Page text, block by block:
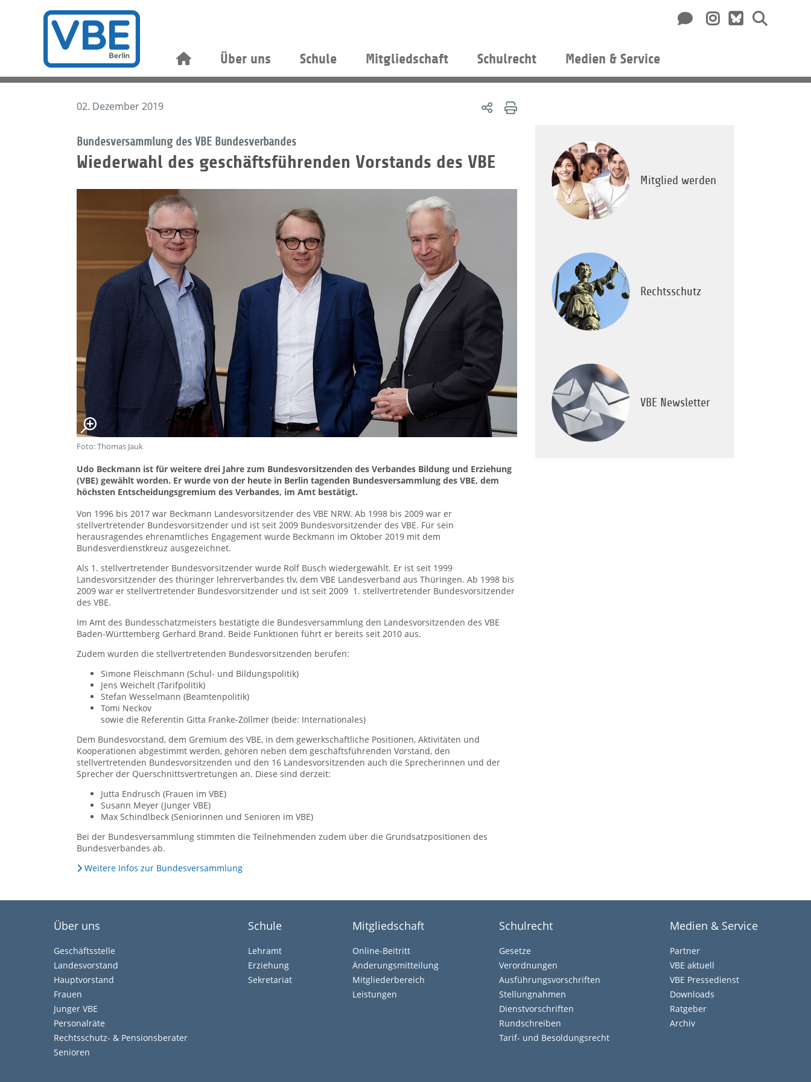
Über uns Schule Mitgliedschaft Schulrecht Medien & Service
02. Dezember 2019
Bundesversammlung des VBE Bundesverbandes
Wiederwahl des geschäftsführenden Vorstands des VBE
Foto: Thomas Jauk
Udo Beckmann ist für weitere drei Jahre zum Bundesvorsitzenden des Verbandes Bildung und Erziehung
(VBE) gewählt worden. Er wurde von der heute in Berlin tagenden Bundesversammlung des VBE, dem
höchsten Entscheidungsgremium des Verbandes, im Amt bestätigt.
Von 1996 bis 2017 war Beckmann Landesvorsitzender des VBE NRW. Ab 1998 bis 2009 war er
stellvertretender Bundesvorsitzender und ist seit 2009 Bundesvorsitzender des VBE. Für sein
herausragendes ehrenamtliches Engagement wurde Beckmann im Oktober 2019 mit dem
Bundesverdienstkreuz ausgezeichnet.
Als 1. stellvertretender Bundesvorsitzender wurde Rolf Busch wiedergewählt. Er ist seit 1999
Landesvorsitzender des thüringer lehrerverbandes tlv, dem VBE Landesverband aus Thüringen. Ab 1998 bis
2009 war er stellvertretender Bundesvorsitzender und ist seit 2009 1. stellvertretender Bundesvorsitzender
des VBE.
Im Amt des Bundesschatzmeisters bestätigte die Bundesversammlung den Landesvorsitzenden des VBE
Baden-Württemberg Gerhard Brand. Beide Funktionen führt er bereits seit 2010 aus.
Zudem wurden die stellvertretenden Bundesvorsitzenden berufen:
Simone Fleischmann (Schul- und Bildungspolitik)
Jens Weichelt (Tarifpolitik)
Stefan Wesselmann (Beamtenpolitik)
Tomi Neckov
sowie die Referentin Gitta Franke-Zöllmer (beide: Internationales)
Dem Bundesvorstand, dem Gremium des VBE, in dem gewerkschaftliche Positionen, Aktivitäten und
Kooperationen abgestimmt werden, gehören neben dem geschäftsführenden Vorstand, den
stellvertretenden Bundesvorsitzenden und den 16 Landesvorsitzenden auch die Sprecherinnen und der
Sprecher der Querschnittsvertretungen an. Diese sind derzeit:
Jutta Endrusch (Frauen im VBE)
Susann Meyer (Junger VBE)
Max Schindlbeck (Seniorinnen und Senioren im VBE)
Bei der Bundesversammlung stimmten die Teilnehmenden zudem über die Grundsatzpositionen des
Bundesverbandes ab.
Weitere Infos zur Bundesversammlung
Mitglied werden
Rechtsschutz
VBE Newsletter
Über uns
Geschäftsstelle
Landesvorstand
Hauptvorstand
Frauen
Junger VBE
Personalräte
Rechtsschutz- & Pensionsberater
Senioren
Schule
Lehramt
Erziehung
Sekretariat
Mitgliedschaft
Online-Beitritt
Änderungsmitteilung
Mitgliederbereich
Leistungen
Schulrecht
Gesetze
Verordnungen
Ausführungsvorschriften
Stellungnahmen
Dienstvorschriften
Rundschreiben
Tarif- und Besoldungsrecht
Medien & Service
Partner
VBE aktuell
VBE Pressedienst
Downloads
Ratgeber
Archiv